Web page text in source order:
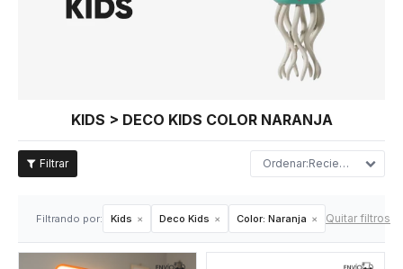
KIDS > DECO KIDS COLOR NARANJA
Recientes
Filtrando por: Kids Deco Kids Color: Naranja Quitar filtros